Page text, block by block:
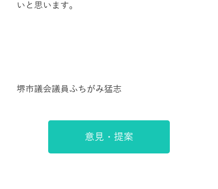
いと思います。
堺市議会議員ふちがみ猛志
意見・提案